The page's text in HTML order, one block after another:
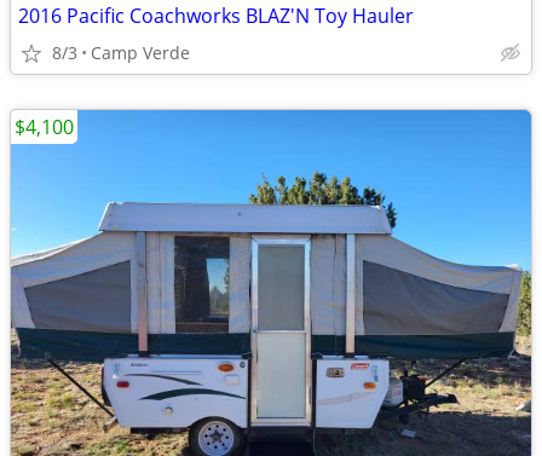
2016 Pacific Coachworks BLAZ'N Toy Hauler
8/3 Camp Verde
$4,100